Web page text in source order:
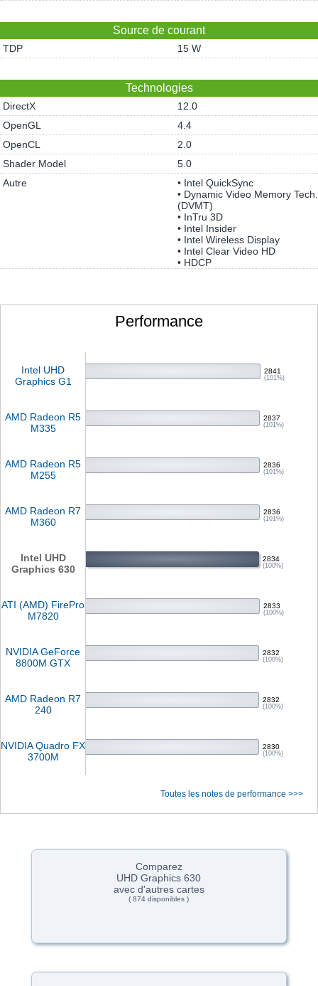
Source de courant
TDP 15 W
Technologies
DirectX
12.0
OpenGL
4.4
OpenCL
2.0
Shader Model
5.0
Autre
• Intel QuickSync
• Dynamic Video Memory Tech.
(DVMT)
• InTru 3D
• Intel Insider
• Intel Wireless Display
• Intel Clear Video HD
• HDCP
Performance
Intel UHD
Graphics G1
2841
(101%)
AMD Radeon R5
M335
2837
(101%)
AMD Radeon R5
M255
2836
(101%)
AMD Radeon R7
M360
2836
(101%)
Intel UHD
Graphics 630
2834
(100%)
ATI (AMD) FirePro
M7820
2833
(100%)
NVIDIA GeForce
8800M GTX
2832
(100%)
AMD Radeon R7
240
2832
(100%)
NVIDIA Quadro FX
3700M
2830
(100%)
Toutes les notes de performance >>>
Comparez
UHD Graphics 630
avec d'autres cartes
( 874 disponibles )